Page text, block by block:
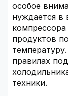
особое
нуждается в
продуктов
правилах
техники.